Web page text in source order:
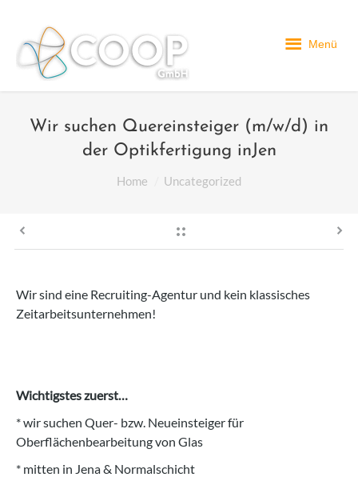
Menü
Wir suchen Quereinsteiger (m/w/d) in
der Optikfertigung inJen
Home Uncategorized
Wir sind eine Recruiting-Agentur und kein klassisches
Zeitarbeitsunternehmen!
Wichtigstes zuerst…
* wir suchen Quer- bzw. Neueinsteiger für
Oberflächenbearbeitung von Glas
* mitten in Jena & Normalschicht